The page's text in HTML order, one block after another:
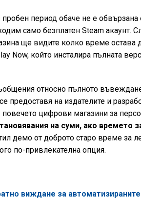
период обаче не е
само безплатен Steam акаунт.
ще видите колко време остава
Now, който инсталира пълната
относно пълното
предоставя на издателите и
цифрови магазини за
на суми, ако времето
демо от доброто старо време за
по-привлекателна опция.
виждане за